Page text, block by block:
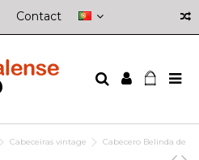
Contact
Cabeceiras vintage
Cabecero Belinda de